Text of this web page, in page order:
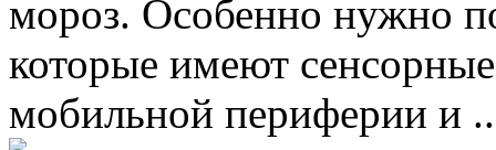
мороз. Особенно нужно
которые имеют
мобильной периферии и